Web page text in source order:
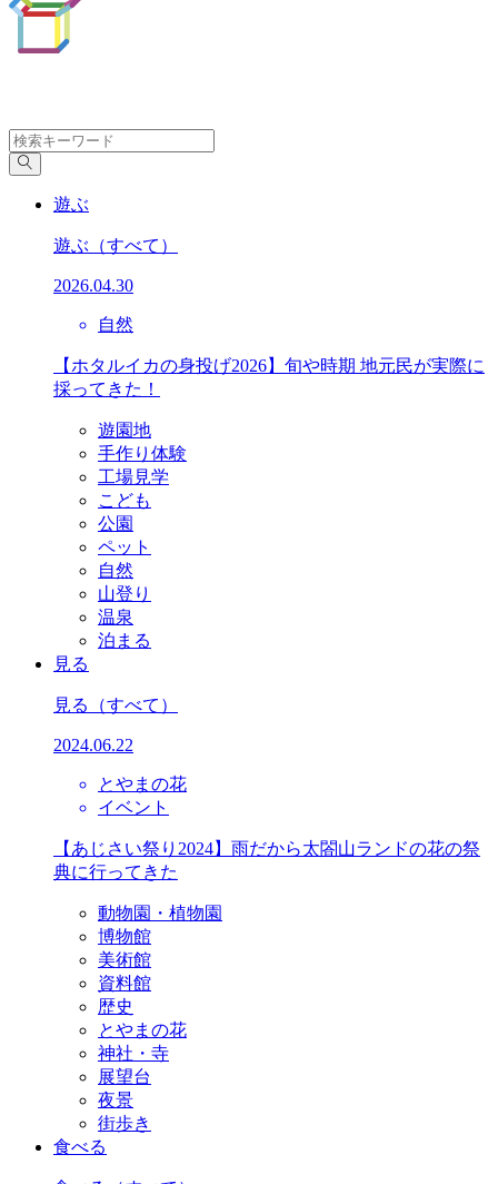
遊ぶ
遊ぶ （すべて）
2026.04.30
自然
【ホタルイカの身投げ2026】旬や時期 地元民が実際に
採ってきた！
遊園地
手作り体験
工場見学
こども
公園
ペット
自然
山登り
温泉
泊まる
見る
見る （すべて）
2024.06.22
とやまの花
イベント
【あじさい祭り2024】雨だから太閤山ランドの花の祭
典に行ってきた
動物園・植物園
博物館
美術館
資料館
歴史
とやまの花
神社・寺
展望台
夜景
街歩き
食べる